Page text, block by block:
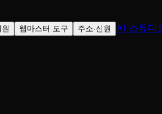
웹마스터 도구 주소·신원 AI 스튜디